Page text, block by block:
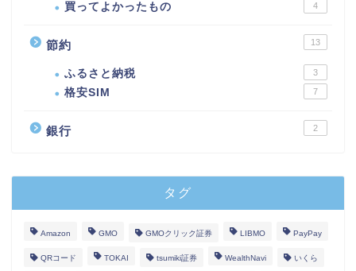
買ってよかったもの 4
節約 13
ふるさと納税 3
格安SIM 7
銀行 2
タグ
Amazon GMO GMOクリック証券 LIBMO PayPay
QRコード TOKAI tsumiki証券 WealthNavi いくら